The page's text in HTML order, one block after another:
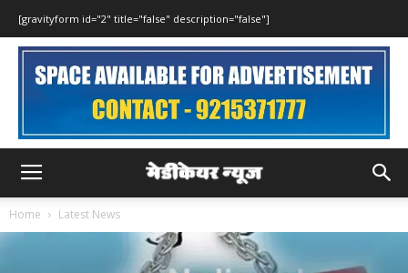
[gravityform id="2" title="false" description="false"]
Home Latest News